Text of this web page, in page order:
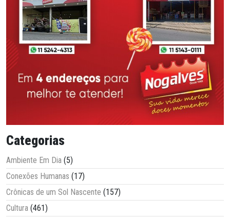
Categorias
Ambiente Em Dia (5)
Conexões Humanas (17)
Crônicas de um Sol Nascente (157)
Cultura (461)